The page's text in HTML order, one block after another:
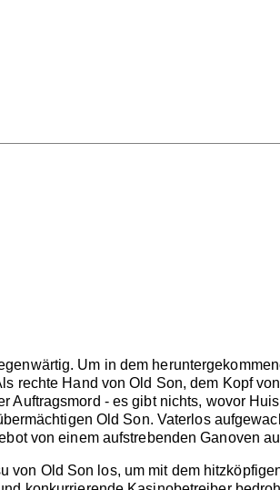
Um in dem
rechte Hand von Old Son, dem Kopf
- es gibt nichts, wovor
Old Son. Vaterlos
von einem aufstrebenden Ganoven
Old Son los, um mit dem